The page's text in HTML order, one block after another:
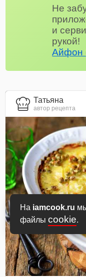
На iamcook.ru
файлы cookie.
Не
и
рукой!
Айфон
Татьяна
автор рецепта